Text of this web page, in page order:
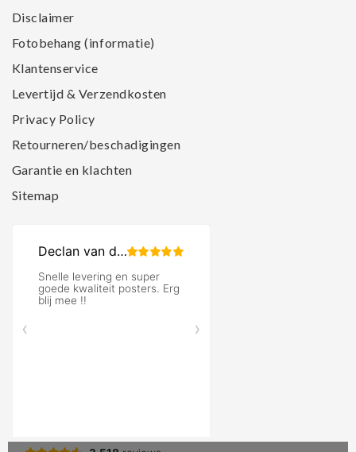
Disclaimer
Fotobehang (informatie)
Klantenservice
Levertijd & Verzendkosten
Privacy Policy
Retourneren/beschadigingen
Garantie en klachten
Sitemap